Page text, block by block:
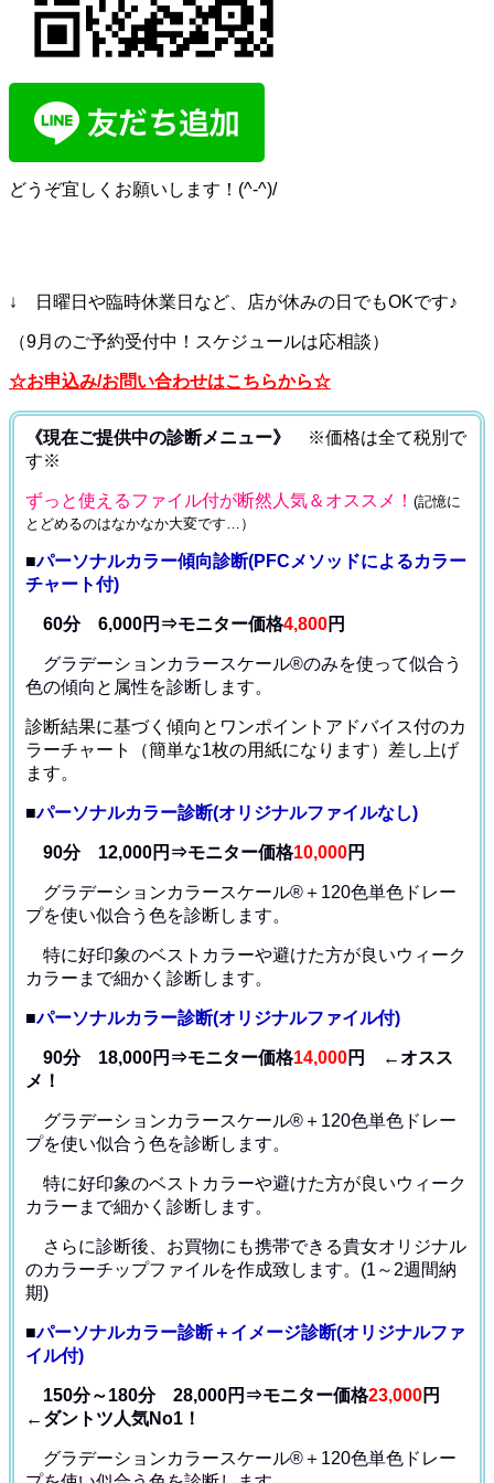
どうぞ宜しくお願いします！(^-^)/
↓ 日曜日や臨時休業日など、店が休みの日でもOKです♪
（9月のご予約受付中！スケジュールは応相談）
☆お申込み/お問い合わせはこちらから☆
《現在ご提供中の診断メニュー》
※価格は全て税別で
す※
ずっと使えるファイル付が断然人気＆オススメ！ (記憶に
とどめるのはなかなか大変です…）
■パーソナルカラー傾向診断(PFCメソッドによるカラー
チャート付)
60分 6,000円⇒モニター価格4,800円
グラデーションカラースケール®のみを使って似合う
色の傾向と属性を診断します。
診断結果に基づく傾向とワンポイントアドバイス付のカ
ラーチャート（簡単な1枚の用紙になります）差し上げ
ます。
■パーソナルカラー診断(オリジナルファイルなし)
90分 12,000円⇒モニター価格10,000円
グラデーションカラースケール®＋120色単色ドレー
プを使い似合う色を診断します。
特に好印象のベストカラーや避けた方が良いウィーク
カラー まで細かく診断します。
■パーソナルカラー診断(オリジナルファイル付)
90分 18,000円⇒モニター価格14,000円 ←オスス
メ！
グラデーションカラースケール®＋120色単色ドレー
プを使い似合う色を診断します。
特に好印象のベストカラーや避けた方が良いウィーク
カラー まで細かく診断します。
さらに診断後、お買物にも携帯できる貴女オリジナル
のカラーチップファイルを作成致します。(1～2週間納
期)
■パーソナルカラー診断＋イメージ診断(オリジナルファ
イル付)
150分～180分 28,000円⇒モニター価格23,000円
←ダントツ人気No1！
グラデーションカラースケール®＋120色単色ドレー